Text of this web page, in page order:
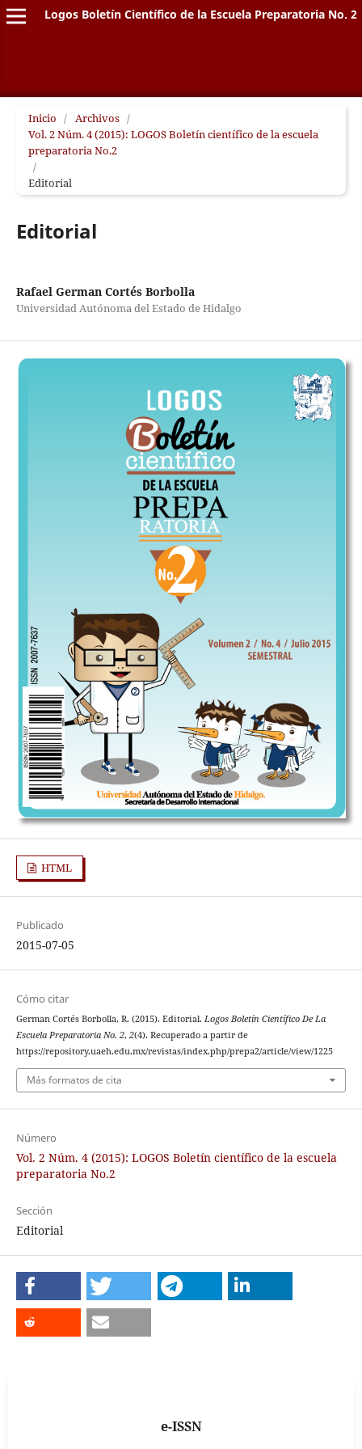
Logos Boletín Científico de la Escuela Preparatoria No. 2
Inicio / Archivos /
Vol. 2 Núm. 4 (2015): LOGOS Boletín científico de la escuela
preparatoria No.2
/
Editorial
Editorial
Rafael German Cortés Borbolla
Universidad Autónoma del Estado de Hidalgo
HTML
Publicado
2015-07-05
Cómo citar
German Cortés Borbolla, R. (2015). Editorial. Logos Boletín Científico De La
Escuela Preparatoria No. 2, 2(4). Recuperado a partir de
https://repository.uaeh.edu.mx/revistas/index.php/prepa2/article/view/1225
Más formatos de cita
Número
Vol. 2 Núm. 4 (2015): LOGOS Boletín científico de la escuela
preparatoria No.2
Sección
Editorial
e-ISSN